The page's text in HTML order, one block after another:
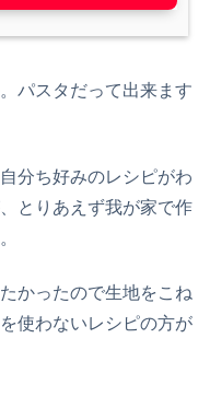
パスタだって出来ます
分ち好みのレシピがわ
とりあえず我が家で作
かったので生地をこね
使わないレシピの方が